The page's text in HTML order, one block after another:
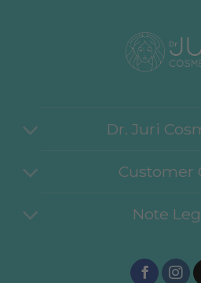
Dr. Juri
Customer
Note